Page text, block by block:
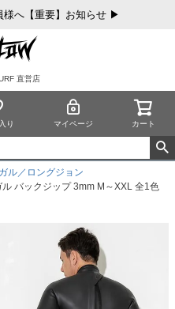
様へ【重要】お知らせ ▶
直営店
り マイページ カート
ル／ロングジョン
ル バックジップ 3mm M～XXL 全1色